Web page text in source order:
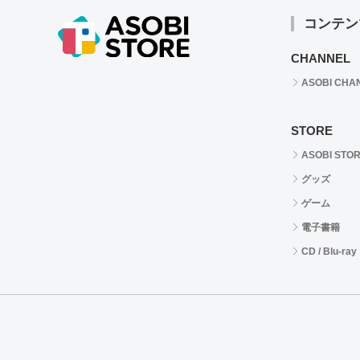
コンテ
CHANNEL
ASOBI
STORE
ASOBI
グッズ
ゲーム
電子書籍
CD / Blu-ray